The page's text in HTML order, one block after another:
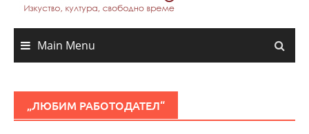
Main Menu
„ЛЮБИМ РАБОТОДАТЕЛ“